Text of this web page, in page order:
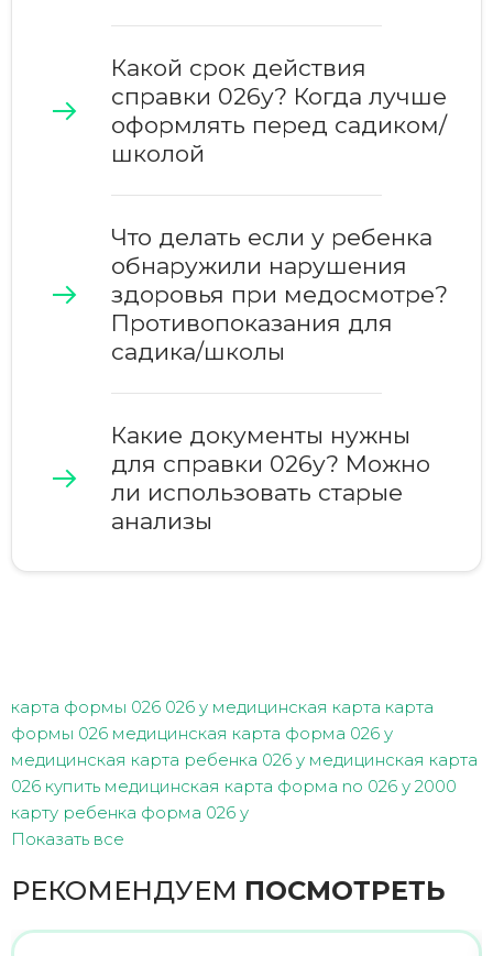
Какой срок действия
справки 026у? Когда лучше
оформлять перед садиком/
школой
Что делать если у ребенка
обнаружили нарушения
здоровья при медосмотре?
Противопоказания для
садика/школы
Какие документы нужны
для справки 026у? Можно
ли использовать старые
анализы
карта формы 026 026 у медицинская карта карта
формы 026 медицинская карта форма 026 у
медицинская карта ребенка 026 у медицинская карта
026 купить медицинская карта форма no 026 у 2000
карту ребенка форма 026 у
Показать все
РЕКОМЕНДУЕМ ПОСМОТРЕТЬ